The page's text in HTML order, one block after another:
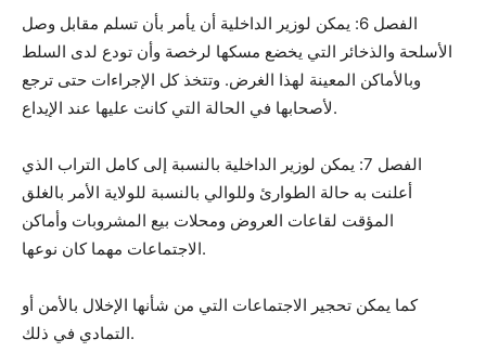
الفصل 6: يمكن لوزير الداخلية أن يأمر بأن تسلم مقابل وصل
الأسلحة والذخائر التي يخضع مسكها لرخصة وأن تودع لدى السلط
وبالأماكن المعينة لهذا الغرض. وتتخذ كل الإجراءات حتى ترجع
لأصحابها في الحالة التي كانت عليها عند الإيداع.
الفصل 7: يمكن لوزير الداخلية بالنسبة إلى كامل التراب الذي
أعلنت به حالة الطوارئ وللوالي بالنسبة للولاية الأمر بالغلق
المؤقت لقاعات العروض ومحلات بيع المشروبات وأماكن
الاجتماعات مهما كان نوعها.
كما يمكن تحجير الاجتماعات التي من شأنها الإخلال بالأمن أو
التمادي في ذلك.